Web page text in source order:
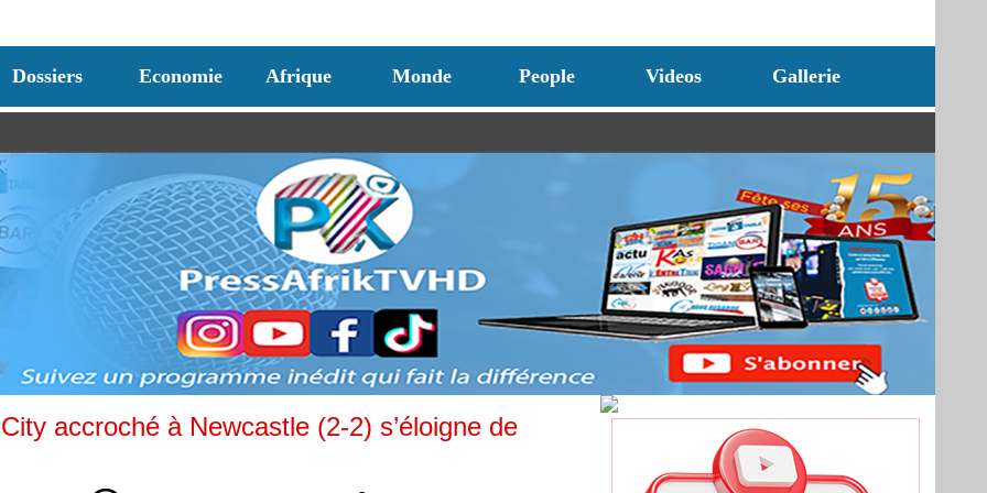
Dossiers Economie Afrique Monde People Videos Gallerie
accroché à Newcastle (2-2) s’éloigne de